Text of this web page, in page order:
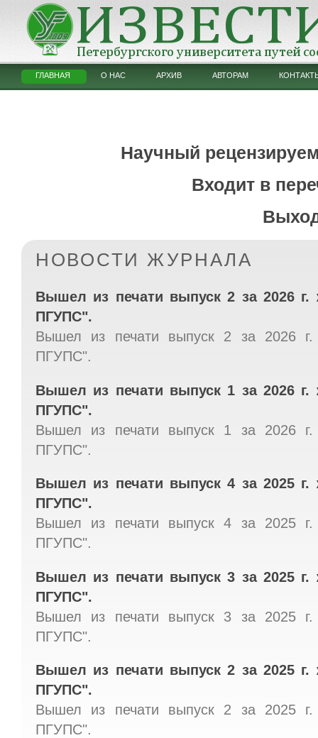
ГЛАВНАЯ О НАС АРХИВ АВТОРАМ
Научный
Входит в
НОВОСТИ ЖУРНАЛА
Вышел из печати выпуск 2 за 2026 г.
ПГУПС".
Вышел из печати выпуск 2 за 2026 г.
ПГУПС".
Вышел из печати выпуск 1 за 2026 г.
ПГУПС".
Вышел из печати выпуск 1 за 2026 г.
ПГУПС".
Вышел из печати выпуск 4 за 2025 г.
ПГУПС".
Вышел из печати выпуск 4 за 2025 г.
ПГУПС".
Вышел из печати выпуск 3 за 2025 г.
ПГУПС".
Вышел из печати выпуск 3 за 2025 г.
ПГУПС".
Вышел из печати выпуск 2 за 2025 г.
ПГУПС".
Вышел из печати выпуск 2 за 2025 г.
ПГУПС".